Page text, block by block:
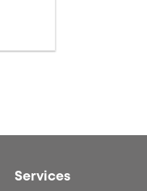
Services